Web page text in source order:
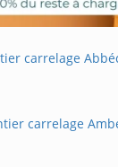
carrelage
carrelage